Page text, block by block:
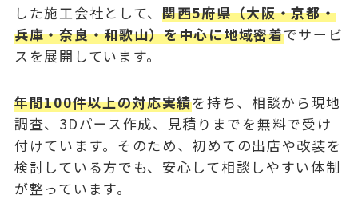
した施工会社として、 関西5府県（大阪・京都・
兵庫・奈良・和歌山）を中心に地域密着でサービ
スを展開しています。
年間100件以上の対応実績を持ち、相談から現地
調査、3Dパース作成、見積りまでを無料で受け
付けています。そのため、初めての出店や改装を
検討している方でも、安心して相談しやすい体制
が整っています。